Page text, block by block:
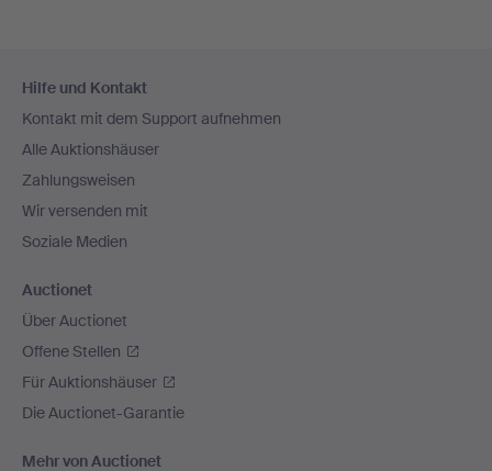
Navigation
Hilfe und Kontakt
Kontakt mit dem Support aufnehmen
Alle Auktionshäuser
Zahlungsweisen
Wir versenden mit
Soziale Medien
Auctionet
Über Auctionet
Offene Stellen
Für Auktionshäuser
Die Auctionet-Garantie
Mehr von Auctionet